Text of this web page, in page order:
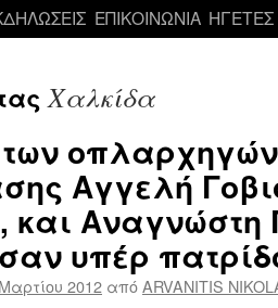
ΕΠΙΚΟΙΝΩΝΙΑ ΗΓΕΤΕΣ
Χαλκίδα
οπλαρχηγών
Αγγελή
και Αναγνώστη
υπέρ
2012 απόARVANITIS